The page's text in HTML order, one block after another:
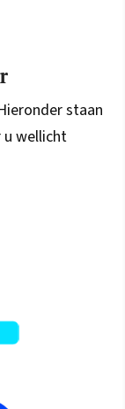
staan
u wellicht